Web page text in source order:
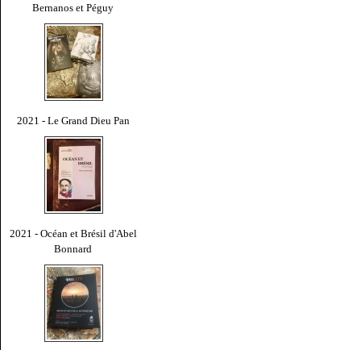
Bernanos et Péguy
2021 - Le Grand Dieu Pan
2021 - Océan et Brésil d'Abel
Bonnard